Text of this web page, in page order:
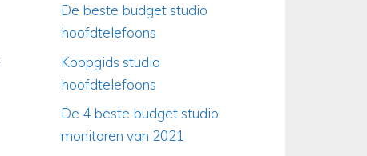
De beste budget studio
hoofdtelefoons
Koopgids studio
hoofdtelefoons
De 4 beste budget studio
monitoren van 2021